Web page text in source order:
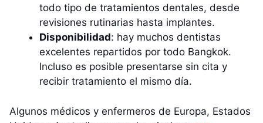
todo tipo de tratamientos dentales, desde
revisiones rutinarias hasta implantes.
Disponibilidad: hay muchos dentistas
excelentes repartidos por todo Bangkok.
Incluso es posible presentarse sin cita y
recibir tratamiento el mismo día.
Algunos médicos y enfermeros de Europa, Estados